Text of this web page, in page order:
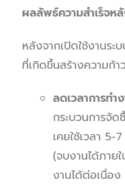
ผลลัพธ์ความสำเร็จห
หลังจากเปิดใช้งานร
ที่เกิดขึ้นสร้างความก้
ลดเวลาการทำ
กระบวนการจั
เคยใช้เวลา
(จบงานได้ภาย
งานได้ต่อเนื่อ